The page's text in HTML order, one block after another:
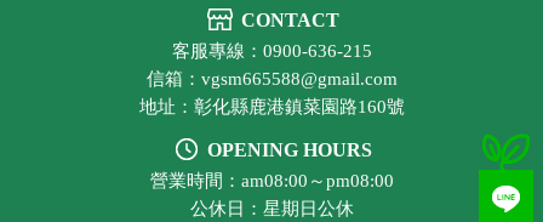
CONTACT
客服專線：0900-636-215
信箱：vgsm665588@gmail.com
地址：彰化縣鹿港鎮菜園路160號
OPENING HOURS
營業時間：am08:00～pm08:00
公休日：星期日公休